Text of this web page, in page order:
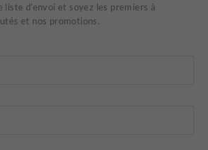
liste d’envoi et soyez les premiers à
et nos promotions.